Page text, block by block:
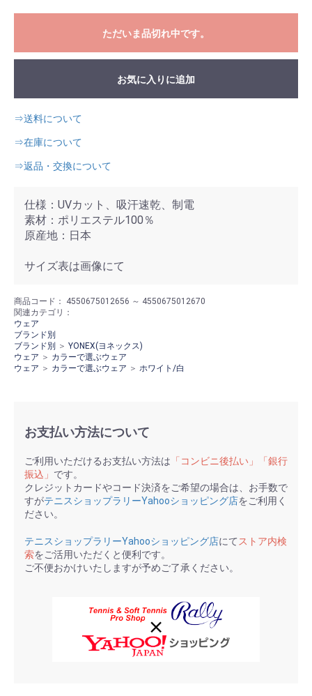
ただいま品切れ中です。
お気に入りに追加
⇒送料について
⇒在庫について
⇒返品・交換について
仕様：UVカット、吸汗速乾、制電
素材：ポリエステル100％
原産地：日本
サイズ表は画像にて
商品コード： 4550675012656 ～ 4550675012670
関連カテゴリ：
ウェア
ブランド別
ブランド別
＞ YONEX(ヨネックス)
ウェア ＞ カラーで選ぶウェア
ウェア ＞ カラーで選ぶウェア ＞ ホワイト/白
お支払い方法について
ご利用いただけるお支払い方法は 「コンビニ後払い」「銀行
振込」 です。
クレジットカードやコード決済をご希望の場合は、お手数で
すがテニスショップラリーYahooショッピング店をご利用く
ださい。
テニスショップラリーYahooショッピング店にて ストア内検
索をご活用いただくと便利です。
ご不便おかけいたしますが予めご了承ください。